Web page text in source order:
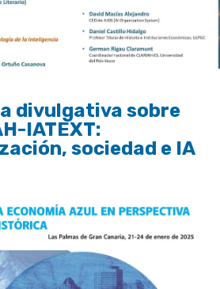
divulgativa sobre
IATEXT:
sociedad e IA